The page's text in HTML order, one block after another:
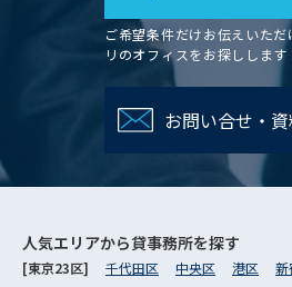
ご希望条件だけお伝えいた
リのオフィスをお探しします
お問い合せ・
人気エリアから貸事務所を探す
[東京23区] 千代田区 中央区 港区 新